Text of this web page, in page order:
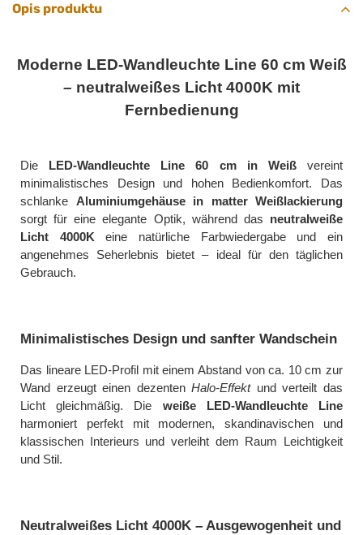
Opis produktu
Moderne LED-Wandleuchte Line 60 cm Weiß
– neutralweißes Licht 4000K mit
Fernbedienung
Die LED-Wandleuchte Line 60 cm in Weißvereint
minimalistisches Design und hohen Bedienkomfort. Das
schlanke Aluminiumgehäuse in matter Weißlackierung
sorgt für eine elegante Optik, während das neutralweiße
Licht 4000Keine natürliche Farbwiedergabe und ein
angenehmes Seherlebnis bietet – ideal für den täglichen
Gebrauch.
Minimalistisches Design und sanfter Wandschein
Das lineare LED-Profil mit einem Abstand von ca. 10 cm zur
Wand erzeugt einen dezentenHalo-Effektund verteilt das
Licht gleichmäßig. Die weiße LED-Wandleuchte Line
harmoniert perfekt mit modernen, skandinavischen und
klassischen Interieurs und verleiht dem Raum Leichtigkeit
und Stil.
Neutralweißes Licht 4000K – Ausgewogenheit und